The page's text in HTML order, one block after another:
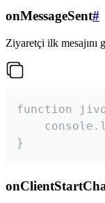
onMessageSent#
Ziyaretçi ilk mesajını
function
}